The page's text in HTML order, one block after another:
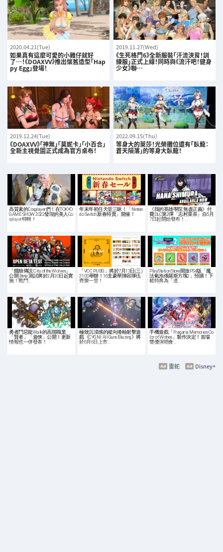
2020.04.21(Tue)
如果真有這麼可愛的小雞仔就好
了…！《DOAXVV》推出懷舊造型「Hap
py Egg」登場！
2019.11.27(Wed)
《生死格鬥6》全新服裝「汗流浹背！訓
練服」正式上線！同時與《流汗吧！健身
少女》聯…
2019.12.24(Tue)
《DOAXVV》「神無」「莫妮卡」「小百合」
全新主視覺圖正式成為官方桌布！
2022.09.15(Thu)
等身大的萊莎！光榮攤位還有「臥龍：
蒼天隕落」的等身大臥龍！
高質素的Cosplayer們！在TOKYO
GAME SHOW 2022發現的美人Co
splayer特輯！
年末年初任天堂三昧！「Ninten
do Switch 新春特賣」開催！
《我的英雄學院 無盡正義》付
費DLC第2彈「志村菜奈」自5月
7日起開始發布！…
「餓狼傳説 City of the Wolves」
公開 Beta 測試將於2月20日起實
施！戰鬥…
「VCC PUBG」將於7月13日(三)
21:00舉辦！16支豪華陣容隊伍
齊聚一堂！
PlayStation Store開放PS4版「魔
法氣泡俄羅斯方塊2」預購！下
載特典為「道…
勇者鬥惡龍Walk的高階職業
「賢者」「遊俠」公開！更新
情報也一併發表！
極致沉浸感的縱向捲軸射擊遊
戲《CYGNI: All Guns Blazing》將
於8月6日上市…
手機遊戲「Fragaria Memories Co
lor of Wishes」製作決定！首場
聲優演唱會…
Disney+
雷蛇